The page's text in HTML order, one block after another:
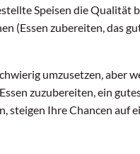
Speisen die Qualität
(Essen zubereiten, das
umzusetzen, aber
zuzubereiten, ein
steigen Ihre Chancen auf